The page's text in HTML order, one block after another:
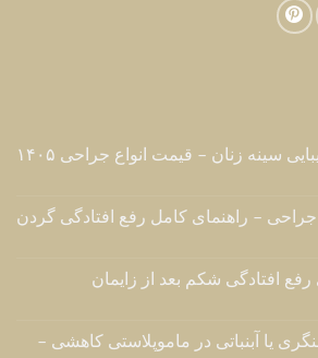
سینه زنان – قیمت انواع جراحی ۱۴۰۵
جراحی – راهنمای کامل رفع افتادگی گردن
افتادگی شکم بعد از زایمان
یا آبنباتی در ماموپلاستی کاهشی –